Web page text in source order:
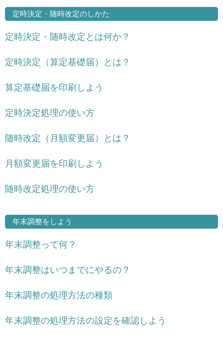
定時決定・随時改定のしかた
定時決定・随時改定とは何か？
定時決定（算定基礎届）とは？
算定基礎届を印刷しよう
定時決定処理の使い方
随時改定（月額変更届）とは？
月額変更届を印刷しよう
随時改定処理の使い方
年末調整をしよう
年末調整って何？
年末調整はいつまでにやるの？
年末調整の処理方法の種類
年末調整の処理方法の設定を確認しよう